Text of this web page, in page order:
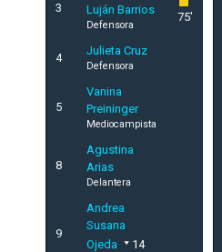
3
Luján Barrios
Defensora
75'
4
Julieta Cruz
Defensora
5
Vanina
Preininger
Mediocampista
8
Agustina
Arias
Delantera
9
Andrea
Susana
Ojeda
14